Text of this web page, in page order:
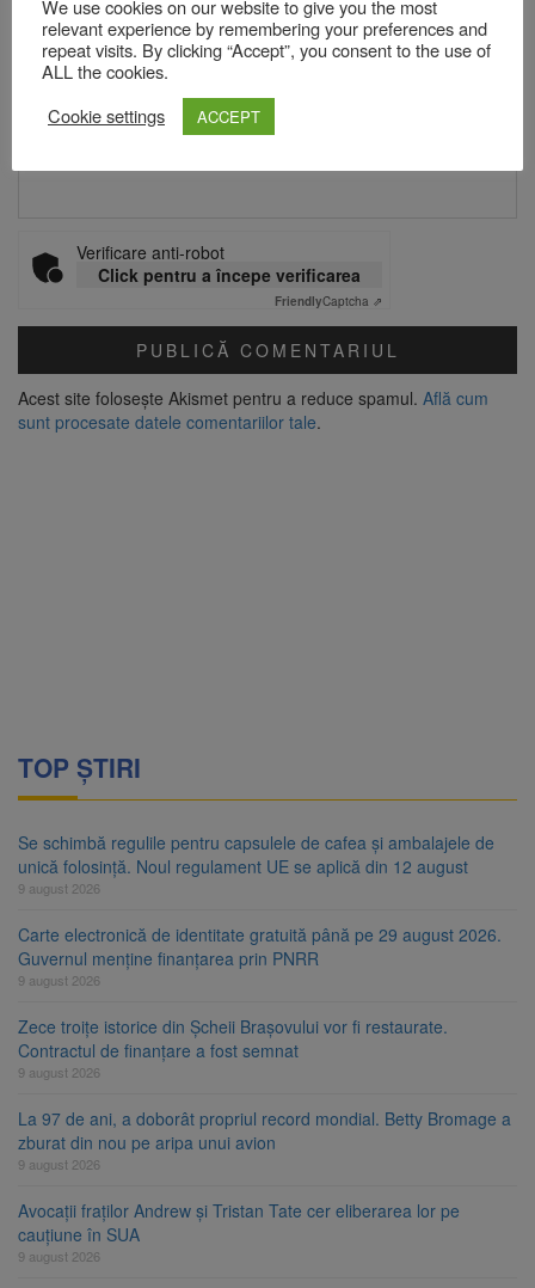
Email*
Verificare anti-robot
Click pentru a începe verificarea
FriendlyCaptcha ⇗
Acest site folosește Akismet pentru a reduce spamul. Află cum
sunt procesate datele comentariilor tale.
TOP ȘTIRI
Se schimbă regulile pentru capsulele de cafea și ambalajele de
unică folosință. Noul regulament UE se aplică din 12 august
9 august 2026
Carte electronică de identitate gratuită până pe 29 august 2026.
Guvernul menține finanțarea prin PNRR
9 august 2026
Zece troițe istorice din Șcheii Brașovului vor fi restaurate.
Contractul de finanțare a fost semnat
9 august 2026
La 97 de ani, a doborât propriul record mondial. Betty Bromage a
zburat din nou pe aripa unui avion
9 august 2026
Avocații fraților Andrew și Tristan Tate cer eliberarea lor pe
cauțiune în SUA
9 august 2026
We use cookies on our website to give you the most
relevant experience by remembering your preferences and
repeat visits. By clicking “Accept”, you consent to the use of
ALL the cookies.
Cookie settings
ACCEPT